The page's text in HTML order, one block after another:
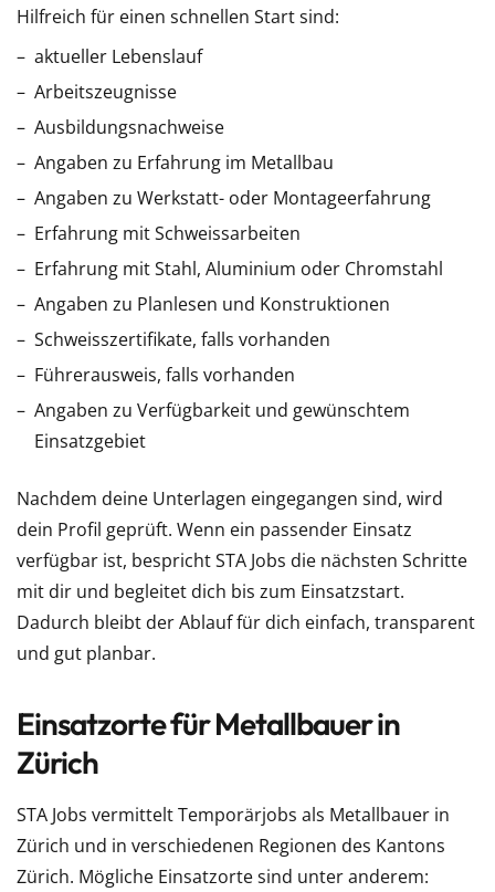
Hilfreich für einen schnellen Start sind:
aktueller Lebenslauf
Arbeitszeugnisse
Ausbildungsnachweise
Angaben zu Erfahrung im Metallbau
Angaben zu Werkstatt- oder Montageerfahrung
Erfahrung mit Schweissarbeiten
Erfahrung mit Stahl, Aluminium oder Chromstahl
Angaben zu Planlesen und Konstruktionen
Schweisszertifikate, falls vorhanden
Führerausweis, falls vorhanden
Angaben zu Verfügbarkeit und gewünschtem
Einsatzgebiet
Nachdem deine Unterlagen eingegangen sind, wird
dein Profil geprüft. Wenn ein passender Einsatz
verfügbar ist, bespricht STA Jobs die nächsten Schritte
mit dir und begleitet dich bis zum Einsatzstart.
Dadurch bleibt der Ablauf für dich einfach, transparent
und gut planbar.
Einsatzorte für Metallbauer in
Zürich
STA Jobs vermittelt Temporärjobs als Metallbauer in
Zürich und in verschiedenen Regionen des Kantons
Zürich. Mögliche Einsatzorte sind unter anderem: